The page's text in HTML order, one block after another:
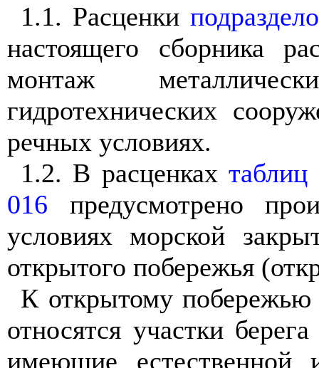
1.1. Расценки
настоящего сборника
монтаж
гидротехнических
речных условиях.
1.2. В расценках
016 предусмотрено
условиях морской
открытого побережья
К открытому
относятся участки
имеющие естественной